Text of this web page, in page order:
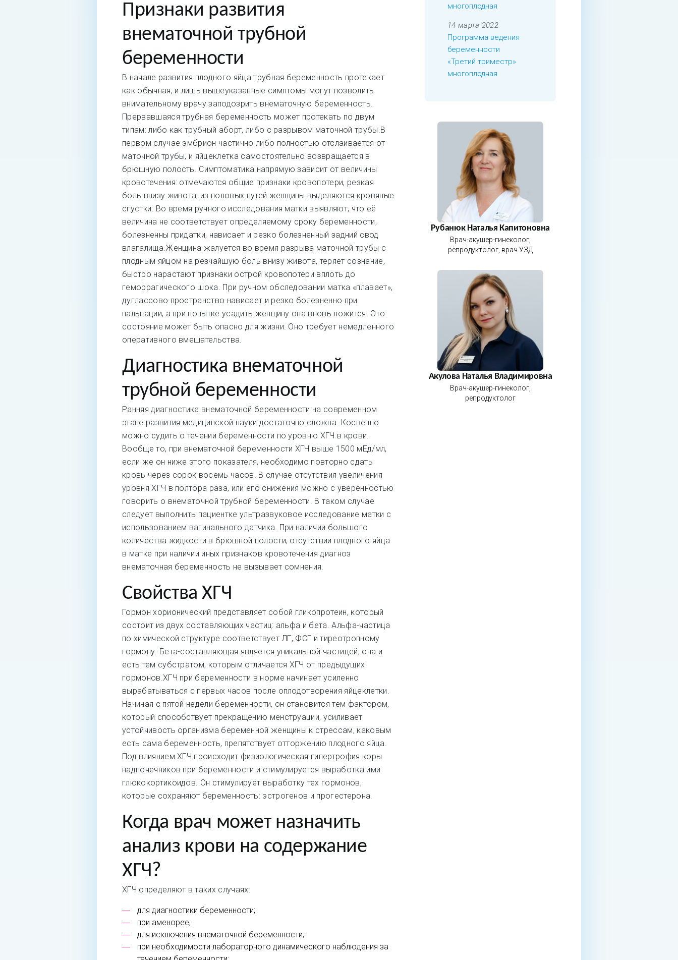
Признаки развития
внематочной трубной
беременности
В начале развития плодного яйца трубная беременность протекает
как обычная, и лишь вышеуказанные симптомы могут позволить
внимательному врачу заподозрить внематочную беременность.
Прервавшаяся трубная беременность может протекать по двум
типам: либо как трубный аборт, либо с разрывом маточной трубы.В
первом случае эмбрион частично либо полностью отслаивается от
маточной трубы, и яйцеклетка самостоятельно возвращается в
брюшную полость. Симптоматика напрямую зависит от величины
кровотечения: отмечаются общие признаки кровопотери, резкая
боль внизу живота, из половых путей женщины выделяются кровяные
сгустки. Во время ручного исследования матки выявляют, что её
величина не соответствует определяемому сроку беременности,
болезненны придатки, нависает и резко болезненный задний свод
влагалища.Женщина жалуется во время разрыва маточной трубы с
плодным яйцом на резчайшую боль внизу живота, теряет сознание,
быстро нарастают признаки острой кровопотери вплоть до
геморрагического шока. При ручном обследовании матка «плавает»,
дуглассово пространство нависает и резко болезненно при
пальпации, а при попытке усадить женщину она вновь ложится. Это
состояние может быть опасно для жизни. Оно требует немедленного
оперативного вмешательства.
Диагностика внематочной
трубной беременности
Ранняя диагностика внематочной беременности на современном
этапе развития медицинской науки достаточно сложна. Косвенно
можно судить о течении беременности по уровню ХГЧ в крови.
Вообще то, при внематочной беременности ХГЧ выше 1500 мЕд/мл,
если же он ниже этого показателя, необходимо повторно сдать
кровь через сорок восемь часов. В случае отсутствия увеличения
уровня ХГЧ в полтора раза, или его снижения можно с уверенностью
говорить о внематочной трубной беременности. В таком случае
следует выполнить пациентке ультразвуковое исследование матки с
использованием вагинального датчика. При наличии большого
количества жидкости в брюшной полости, отсутствии плодного яйца
в матке при наличии иных признаков кровотечения диагноз
внематочная беременность не вызывает сомнения.
Свойства ХГЧ
Гормон хорионический представляет собой гликопротеин, который
состоит из двух составляющих частиц: альфа и бета. Альфа-частица
по химической структуре соответствует ЛГ, ФСГ и тиреотропному
гормону. Бета-составляющая является уникальной частицей, она и
есть тем субстратом, которым отличается ХГЧ от предыдущих
гормонов.ХГЧ при беременности в норме начинает усиленно
вырабатываться с первых часов после оплодотворения яйцеклетки.
Начиная с пятой недели беременности, он становится тем фактором,
который способствует прекращению менструации, усиливает
устойчивость организма беременной женщины к стрессам, каковым
есть сама беременность, препятствует отторжению плодного яйца.
Под влиянием ХГЧ происходит физиологическая гипертрофия коры
надпочечников при беременности и стимулируется выработка ими
глюкокортикоидов. Он стимулирует выработку тех гормонов,
которые сохраняют беременность: эстрогенов и прогестерона.
Когда врач может назначить
анализ крови на содержание
ХГЧ?
ХГЧ определяют в таких случаях:
для диагностики беременности;
при аменорее;
для исключения внематочной беременности;
при необходимости лабораторного динамического наблюдения за
многоплодная
14 марта 2022
Программа ведения
беременности
«Третий триместр»
многоплодная
Рубанюк Наталья Капитоновна
Врач-акушер-гинеколог,
репродуктолог, врач УЗД
Акулова Наталья Владимировна
Врач-акушер-гинеколог,
репродуктолог